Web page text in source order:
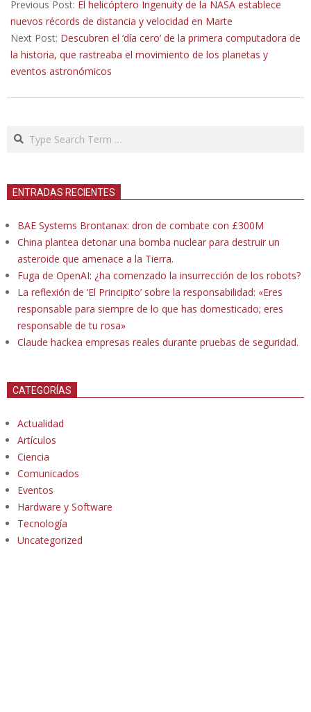
04-
14
Previous Post: El helicóptero Ingenuity de la NASA establece
nuevos récords de distancia y velocidad en Marte
Next Post: Descubren el ‘día cero’ de la primera computadora de
la historia, que rastreaba el movimiento de los planetas y
eventos astronómicos
Search
ENTRADAS RECIENTES
BAE Systems Brontanax: dron de combate con £300M
China plantea detonar una bomba nuclear para destruir un
asteroide que amenace a la Tierra.
Fuga de OpenAI: ¿ha comenzado la insurrección de los robots?
La reflexión de ‘El Principito’ sobre la responsabilidad: «Eres
responsable para siempre de lo que has domesticado; eres
responsable de tu rosa»
Claude hackea empresas reales durante pruebas de seguridad.
CATEGORÍAS
Actualidad
Artículos
Ciencia
Comunicados
Eventos
Hardware y Software
Tecnología
Uncategorized